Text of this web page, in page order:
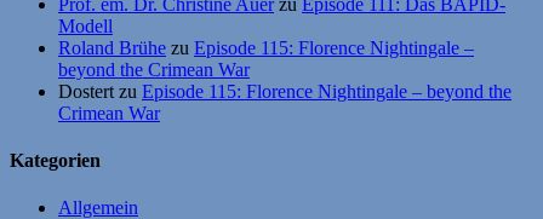
Modell
Roland Brühe zu Episode 115: Florence Nightingale –
beyond the Crimean War
Dostert zu Episode 115: Florence Nightingale – beyond the
Crimean War
Kategorien
Allgemein